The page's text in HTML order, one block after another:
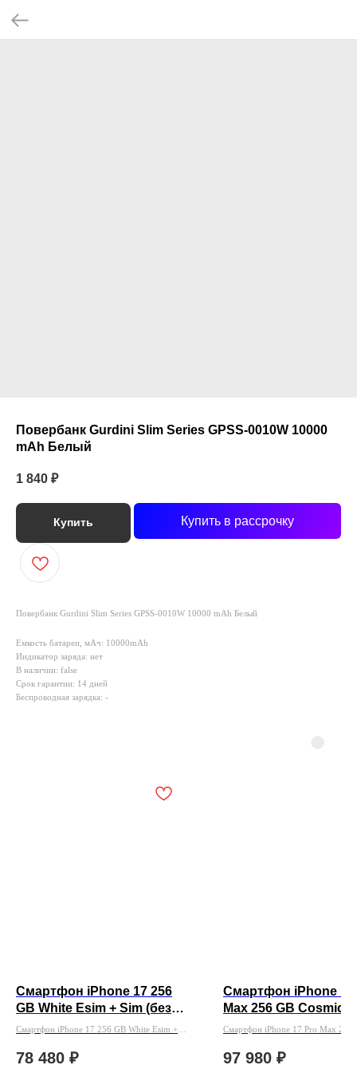
Повербанк Gurdini Slim Series GPSS-0010W 10000
mAh Белый
1 840 ₽
Купить Купить в рассрочку
Повербанк Gurdini Slim Series GPSS-0010W 10000 mAh Белый
Емкость батареи, мАч: 10000mAh
Индикатор заряда: нет
В наличии: false
Срок гарантии: 14 дней
Беспроводная зарядка: -
Смартфон iPhone 17 256
GB White Esim + Sim (без
Rustore)
Смартфон iPhone 17 256 GB White Esim +
78 480 ₽
Смартфон iPhone 17
Max 256 GB Cosmic
Esim (без Rustore)
Смартфон iPhone 17 Pro Max 256
97 980 ₽